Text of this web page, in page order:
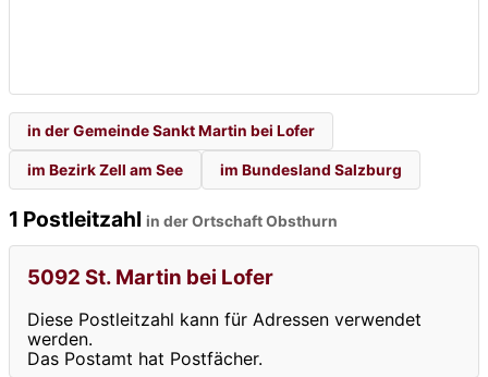
in der Gemeinde Sankt Martin bei Lofer
im Bezirk Zell am See im Bundesland Salzburg
1 Postleitzahl in der Ortschaft Obsthurn
5092 St. Martin bei Lofer
Diese Postleitzahl kann für Adressen verwendet
werden.
Das Postamt hat Postfächer.